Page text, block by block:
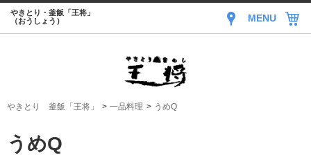
やきとり・釜飯「王将」
（おうしょう）
MENU
やきとり 釜飯「王将」 一品料理 うめQ
うめQ